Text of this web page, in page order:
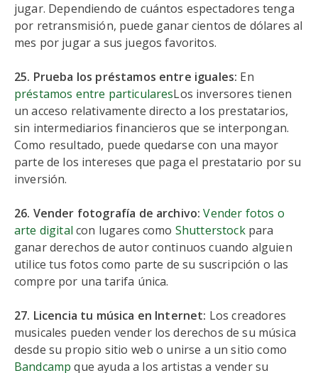
jugar. Dependiendo de cuántos espectadores tenga
por retransmisión, puede ganar cientos de dólares al
mes por jugar a sus juegos favoritos.
25. Prueba los préstamos entre iguales: En
préstamos entre particularesLos inversores tienen
un acceso relativamente directo a los prestatarios,
sin intermediarios financieros que se interpongan.
Como resultado, puede quedarse con una mayor
parte de los intereses que paga el prestatario por su
inversión.
26. Vender fotografía de archivo: Vender fotos o
arte digital con lugares como Shutterstockpara
ganar derechos de autor continuos cuando alguien
utilice tus fotos como parte de su suscripción o las
compre por una tarifa única.
27. Licencia tu música en Internet: Los creadores
musicales pueden vender los derechos de su música
desde su propio sitio web o unirse a un sitio como
Bandcamp que ayuda a los artistas a vender su